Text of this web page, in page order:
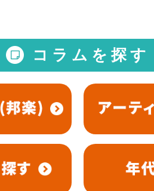
コラムを探す